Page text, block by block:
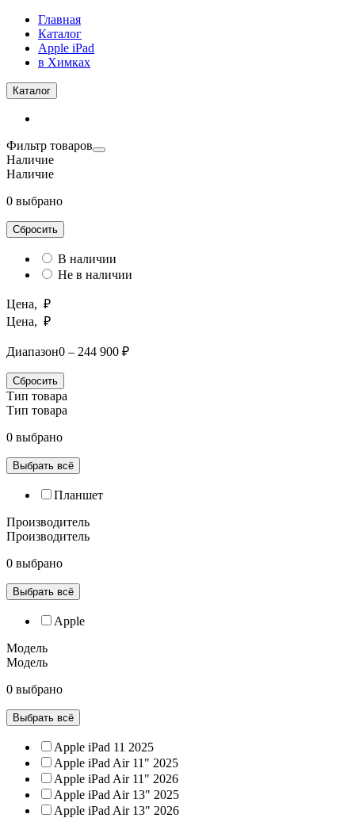
Главная
Каталог
Apple iPad
в Химках
Каталог
Фильтр товаров
Наличие
Наличие
0 выбрано
Сбросить
В наличии
Не в наличии
Цена, ₽
Цена, ₽
Диапазон0 – 244 900 ₽
Сбросить
Тип товара
Тип товара
0 выбрано
Выбрать всё
Планшет
Производитель
Производитель
0 выбрано
Выбрать всё
Apple
Модель
Модель
0 выбрано
Выбрать всё
Apple iPad 11 2025
Apple iPad Air 11" 2025
Apple iPad Air 11" 2026
Apple iPad Air 13" 2025
Apple iPad Air 13" 2026